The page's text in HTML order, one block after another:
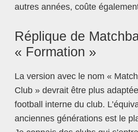
autres années, coûte
Réplique de
« Formation »
La version avec le nom «
Club » devrait être plus
football interne du club.
anciennes générations est le